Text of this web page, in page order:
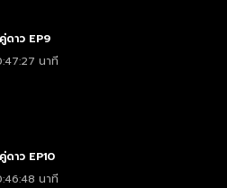
ดาว EP9
นาที
ดาว EP10
นาที